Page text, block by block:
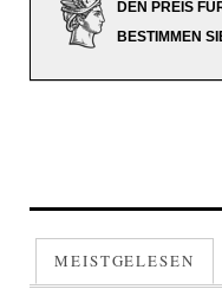
DEN PREIS
BESTIMMEN
MEISTGELESEN